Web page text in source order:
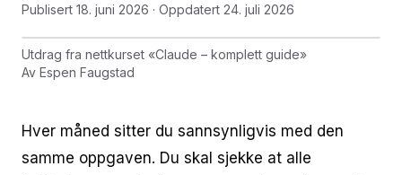
Publisert 18. juni 2026 · Oppdatert 24. juli 2026
Utdrag fra nettkurset «Claude – komplett guide»
Av Espen Faugstad
Hver måned sitter du sannsynligvis med den
samme oppgaven. Du skal sjekke at alle